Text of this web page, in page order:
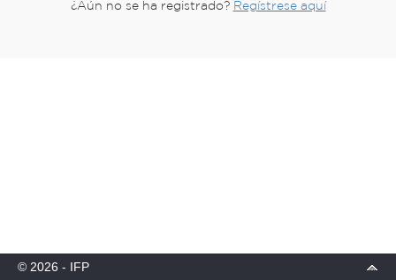
¿Aún no se ha registrado? Regístrese aquí
© 2026 - IFP